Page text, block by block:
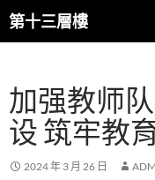
跳
至
內
容
第十三層樓
搜
尋
加强教师
设 筑牢教
2024 年 3 月 26 日